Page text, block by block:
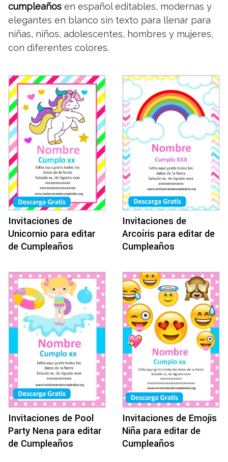
cumpleaños en español editables, modernas y
elegantes en blanco sin texto para llenar para
niñas, niños, adolescentes, hombres y mujeres,
con diferentes colores.
Invitaciones de
Unicornio para editar
de Cumpleaños
Invitaciones de
Arcoíris para editar de
Cumpleaños
Invitaciones de Pool
Party Nena para editar
de Cumpleaños
Invitaciones de Emojis
Niña para editar de
Cumpleaños